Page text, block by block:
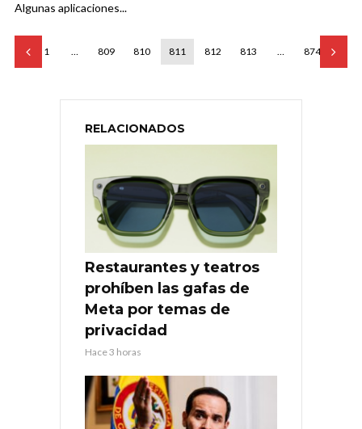
Algunas aplicaciones...
1 … 809 810 811 812 813 … 874
RELACIONADOS
Restaurantes y teatros
prohíben las gafas de
Meta por temas de
privacidad
Hace 3 horas